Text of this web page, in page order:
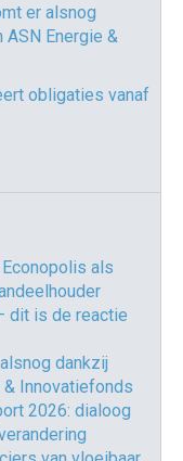
er alsnog
ASN Energie &
obligaties vanaf
als
dit is de reactie
dankzij
& Innovatiefonds
2026: dialoog